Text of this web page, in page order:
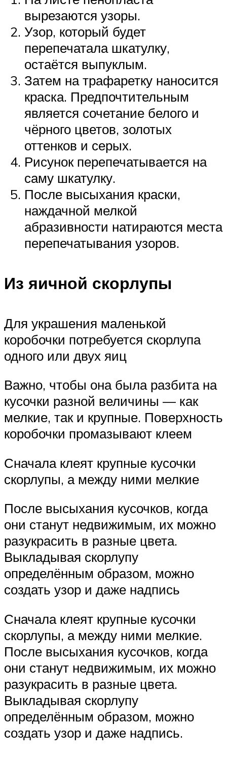
вырезаются узоры.
Узор, который будет
перепечатала шкатулку,
остаётся выпуклым.
Затем на трафаретку наносится
краска. Предпочтительным
является сочетание белого и
чёрного цветов, золотых
оттенков и серых.
Рисунок перепечатывается на
саму шкатулку.
После высыхания краски,
наждачной мелкой
абразивности натираются места
перепечатывания узоров.
Из яичной скорлупы
Для украшения маленькой
коробочки потребуется скорлупа
одного или двух яиц
Важно, чтобы она была разбита на
кусочки разной величины — как
мелкие, так и крупные. Поверхность
коробочки промазывают клеем
Сначала клеят крупные кусочки
скорлупы, а между ними мелкие
После высыхания кусочков, когда
они станут недвижимым, их можно
разукрасить в разные цвета.
Выкладывая скорлупу
определённым образом, можно
создать узор и даже надпись
Сначала клеят крупные кусочки
скорлупы, а между ними мелкие.
После высыхания кусочков, когда
они станут недвижимым, их можно
разукрасить в разные цвета.
Выкладывая скорлупу
определённым образом, можно
создать узор и даже надпись.